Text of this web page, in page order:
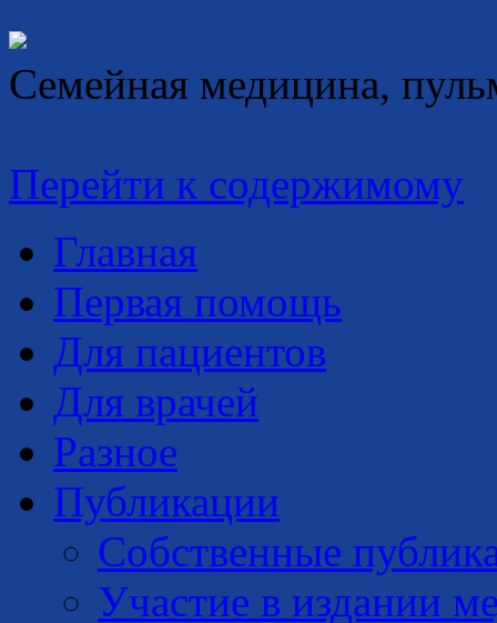
Семейная медицина,
Перейти к содержимому
Главная
Первая помощь
Для пациентов
Для врачей
Разное
Публикации
Собственные
Участие в издании